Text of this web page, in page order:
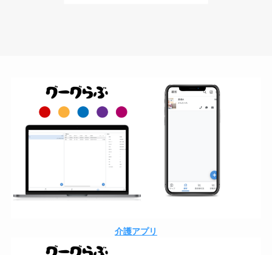
介護アプリ